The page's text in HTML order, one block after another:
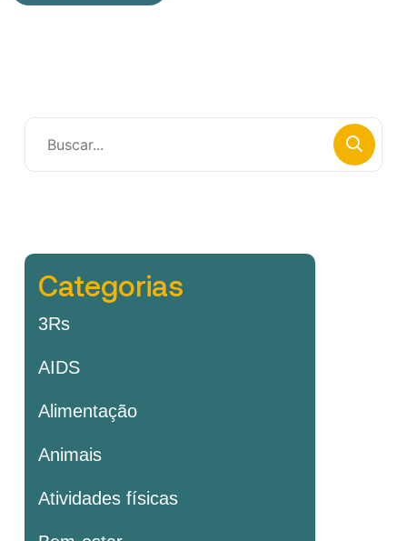
Categorias
3Rs
AIDS
Alimentação
Animais
Atividades físicas